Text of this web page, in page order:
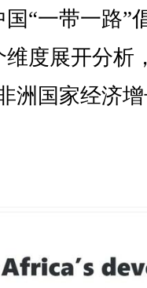
“一带一路”
度展开分析
洲国家经济